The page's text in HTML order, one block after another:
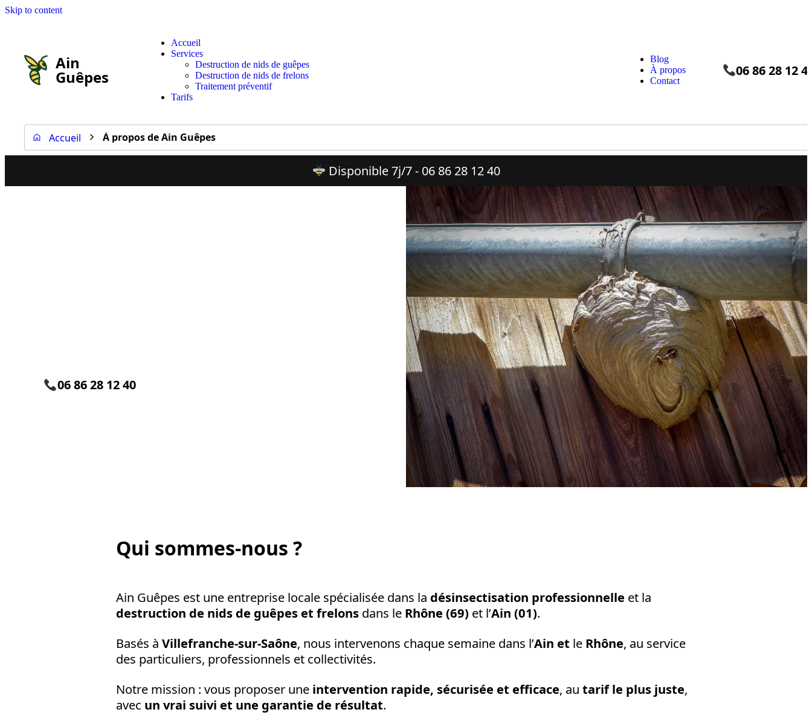
Skip to content
Ain
Guêpes
Accueil
Services
Destruction de nids de guêpes
Destruction de nids de frelons
Traitement préventif
Tarifs
Blog
À propos
Contact
06 86 28 12
Accueil À propos de Ain Guêpes
Disponible 7j/7 - 06 86 28 12 40
06 86 28 12 40
Qui sommes-nous ?
Ain Guêpes est une entreprise locale spécialisée dans la désinsectisation professionnelle et la
destruction de nids de guêpes et frelons dans le Rhône (69) et l’Ain (01).
Basés à Villefranche-sur-Saône, nous intervenons chaque semaine dans l’Ain et le Rhône, au service
des particuliers, professionnels et collectivités.
Notre mission : vous proposer une intervention rapide, sécurisée et efficace, au tarif le plus juste,
avec un vrai suivi et une garantie de résultat.